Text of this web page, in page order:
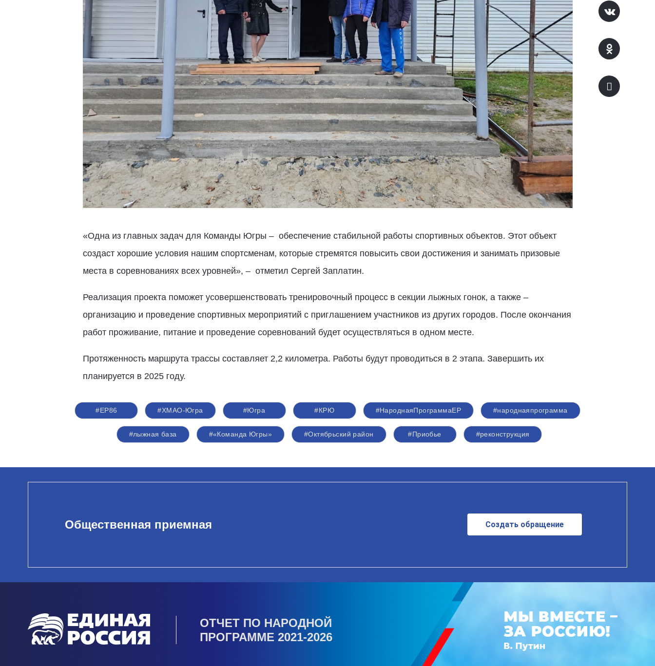
«Одна из главных задач для Команды Югры – обеспечение стабильной работы спортивных объектов. Этот объект
создаст хорошие условия нашим спортсменам, которые стремятся повысить свои достижения и занимать призовые
места в соревнованиях всех уровней», – отметил Сергей Заплатин.
Реализация проекта поможет усовершенствовать тренировочный процесс в секции лыжных гонок, а также –
организацию и проведение спортивных мероприятий с приглашением участников из других городов. После окончания
работ проживание, питание и проведение соревнований будет осуществляться в одном месте.
Протяженность маршрута трассы составляет 2,2 километра. Работы будут проводиться в 2 этапа. Завершить их
планируется в 2025 году.
#ЕР86 #ХМАО-Югра #Югра #КРЮ #НароднаяПрограммаЕР #народнаяпрограмма
#лыжная база #«Команда Югры» #Октябрьский район #Приобье #реконструкция
Общественная приемная Создать обращение
ОТЧЕТ ПО НАРОДНОЙ
ПРОГРАММЕ 2021-2026